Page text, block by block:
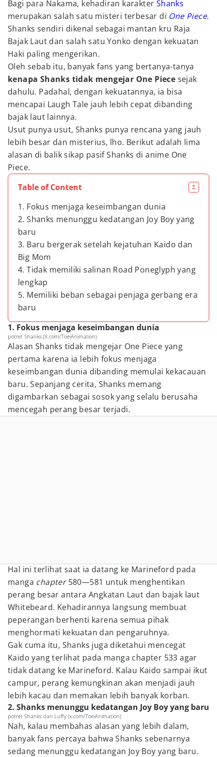
Bagi para Nakama, kehadiran karakter Shanks
merupakan salah satu misteri terbesar di One Piece.
Shanks sendiri dikenal sebagai mantan kru Raja
Bajak Laut dan salah satu Yonko dengan kekuatan
Haki paling mengerikan.
Oleh sebab itu, banyak fans yang bertanya-tanya
kenapa Shanks tidak mengejar One Piece sejak
dahulu. Padahal, dengan kekuatannya, ia bisa
mencapai Laugh Tale jauh lebih cepat dibanding
bajak laut lainnya.
Usut punya usut, Shanks punya rencana yang jauh
lebih besar dan misterius, lho. Berikut adalah lima
alasan di balik sikap pasif Shanks di anime One
Piece.
Table of Content
1. Fokus menjaga keseimbangan dunia
2. Shanks menunggu kedatangan Joy Boy yang
baru
3. Baru bergerak setelah kejatuhan Kaido dan
Big Mom
4. Tidak memiliki salinan Road Poneglyph yang
lengkap
5. Memiliki beban sebagai penjaga gerbang era
baru
1. Fokus menjaga keseimbangan dunia
potret Shanks (X.com/ToeiAnimation)
Alasan Shanks tidak mengejar One Piece yang
pertama karena ia lebih fokus menjaga
keseimbangan dunia dibanding memulai kekacauan
baru. Sepanjang cerita, Shanks memang
digambarkan sebagai sosok yang selalu berusaha
mencegah perang besar terjadi.
Hal ini terlihat saat ia datang ke Marineford pada
manga chapter580—581 untuk menghentikan
perang besar antara Angkatan Laut dan bajak laut
Whitebeard. Kehadirannya langsung membuat
peperangan berhenti karena semua pihak
menghormati kekuatan dan pengaruhnya.
Gak cuma itu, Shanks juga diketahui mencegat
Kaido yang terlihat pada manga chapter 533 agar
tidak datang ke Marineford. Kalau Kaido sampai ikut
campur, perang kemungkinan akan menjadi jauh
lebih kacau dan memakan lebih banyak korban.
2. Shanks menunggu kedatangan Joy Boy yang baru
potret Shanks dan Luffy (x.com/ToeiAnimation)
Nah, kalau membahas alasan yang lebih dalam,
banyak fans percaya bahwa Shanks sebenarnya
sedang menunggu kedatangan Joy Boy yang baru.